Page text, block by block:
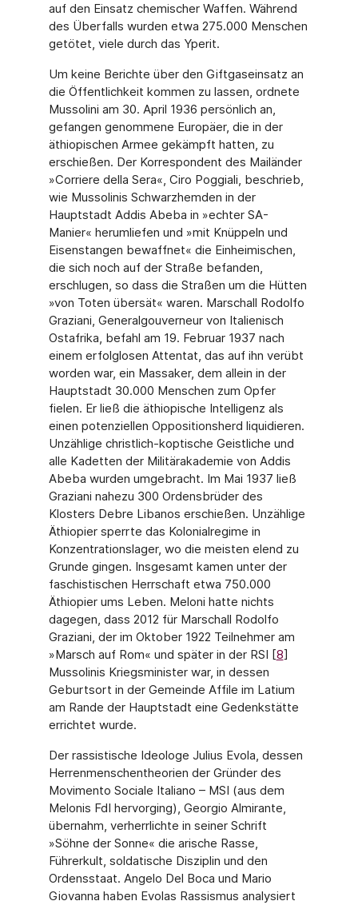
auf den Einsatz chemischer Waffen. Während
des Überfalls wurden etwa 275.000 Menschen
getötet, viele durch das Yperit.
Um keine Berichte über den Giftgaseinsatz an
die Öffentlichkeit kommen zu lassen, ordne­te
Mussolini am 30. April 1936 persönlich an,
gefangen genommene Europäer, die in der
äthiopischen Armee gekämpft hatten, zu
erschießen. Der Korrespondent des Mailänder
»Corriere della Sera«, Ciro Poggiali, beschrieb,
wie Mussolinis Schwarzhemden in der
Hauptstadt Addis Abeba in »echter SA-
Manier« herumliefen und »mit Knüppeln und
Eisen­stangen bewaffnet« die Einheimischen,
die sich noch auf der Straße befanden,
erschlugen, so dass die Straßen um die Hütten
»von Toten übersät« waren. Marschall Rodolfo
Graziani, Generalgouverneur von Italienisch
Ostafrika, befahl am 19. Februar 1937 nach
einem erfolglosen Attentat, das auf ihn verübt
worden war, ein Massaker, dem allein in der
Haupt­stadt 30.000 Menschen zum Opfer
fielen. Er ließ die äthiopische Intelligenz als
einen potenziellen Oppositionsherd liquidieren.
Unzählige christlich-koptische Geistliche und
alle Kadetten der Militärakademie von Addis
Abeba wurden umgebracht. Im Mai 1937 ließ
Graziani nahezu 300 Ordensbrüder des
Klosters Debre Libanos erschießen. Unzählige
Äthiopier sperrte das Kolonialregime in
Konzentrationslager, wo die meisten elend zu
Grun­de gingen. Insgesamt kamen unter der
faschistischen Herrschaft etwa 750.000
Äthiopier ums Leben. Meloni hatte nichts
dagegen, dass 2012 für Marschall Rodolfo
Graziani, der im Oktober 1922 Teilnehmer am
»Marsch auf Rom« und später in der RSI [8]
Mussolinis Kriegs­minister war, in dessen
Geburtsort in der Gemeinde Affile im Latium
am Rande der Haupt­stadt eine Gedenkstätte
errichtet wurde.
Der rassistische Ideologe Julius Evola, dessen
Herrenmenschentheorien der Gründer des
Movimento Sociale Italiano – MSI (aus dem
Melonis FdI hervorging), Georgio Almirante,
übernahm, verherrlichte in seiner Schrift
»Söhne der Sonne« die arische Rasse,
Führerkult, soldatische Disziplin und den
Ordensstaat. Angelo Del Boca und Mario
Giovanna haben Evolas Rassismus analysiert